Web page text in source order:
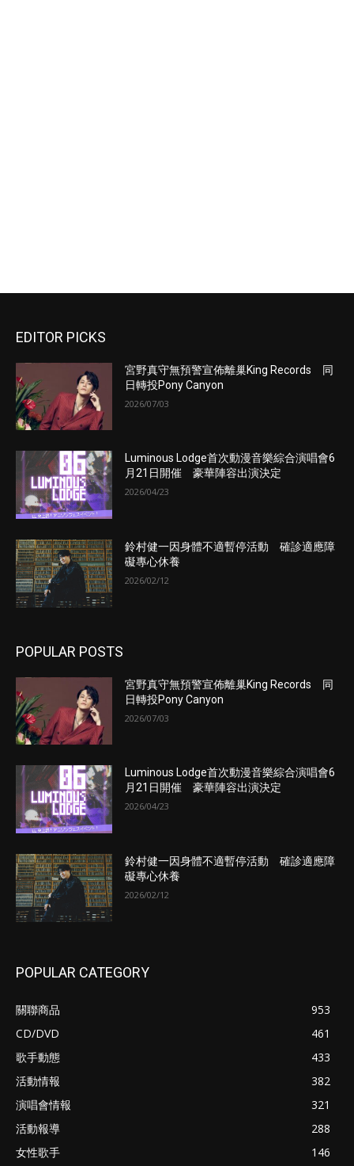
EDITOR PICKS
宮野真守無預警宣佈離巢King Records 同
日轉投Pony Canyon
2026/07/03
Luminous Lodge首次動漫音樂綜合演唱會6
月21日開催 豪華陣容出演決定
2026/04/23
鈴村健一因身體不適暫停活動 確診適應障
礙專心休養
2026/02/12
POPULAR POSTS
宮野真守無預警宣佈離巢King Records 同
日轉投Pony Canyon
2026/07/03
Luminous Lodge首次動漫音樂綜合演唱會6
月21日開催 豪華陣容出演決定
2026/04/23
鈴村健一因身體不適暫停活動 確診適應障
礙專心休養
2026/02/12
POPULAR CATEGORY
關聯商品
953
CD/DVD
461
歌手動態
433
活動情報
382
演唱會情報
321
活動報導
288
女性歌手
146